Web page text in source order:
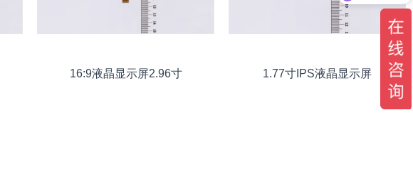
16:9液晶显示屏2.96寸 1.77寸IPS液晶显示屏